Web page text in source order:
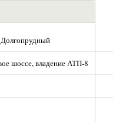
Долгопрудный
шоссе, владение АТП-8